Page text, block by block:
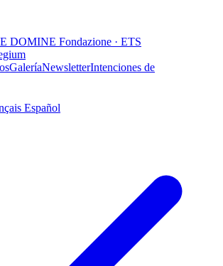
DOMINE Fondazione · ETS
GaleríaNewsletterIntenciones de
Español